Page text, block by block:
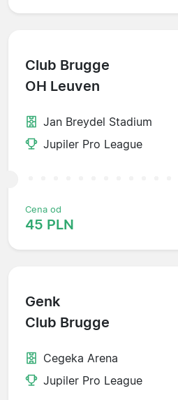
Club Brugge
OH Leuven
Jan Breydel Stadium
Jupiler Pro League
Cena od
45 PLN
Genk
Club Brugge
Cegeka Arena
Jupiler Pro League